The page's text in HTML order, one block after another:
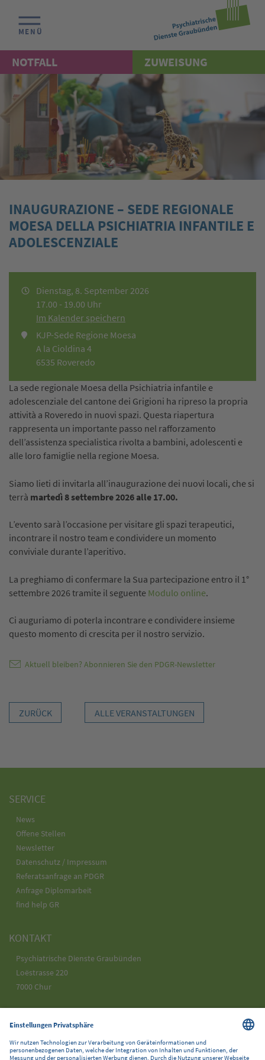
NOTFALL ZUWEISUNG
MENÜ
INAUGURAZIONE – SEDE REGIONALE
MOESA DELLA PSICHIATRIA INFANTILE E
ADOLESCENZIALE
Dienstag, 8. September 2026
17.00 - 19.00 Uhr
Im Kalender speichern
KJP-Sede Regione Moesa
A la Cioldina 4
6535 Roveredo
La sede regionale Moesa della Psichiatria infantile e
adolescenziale del cantone dei Grigioni ha ripreso la propria
attività a Roveredo in nuovi spazi. Questa riapertura
rappresenta un importante passo nel rafforzamento
dell’assistenza specialistica rivolta a bambini, adolescenti e
alle loro famiglie nella regione Moesa.
Siamo lieti di invitarla all’inaugurazione dei nuovi locali, che si
terrà martedì 8 settembre 2026 alle 17.00.
L’evento sarà l’occasione per visitare gli spazi terapeutici,
incontrare il nostro team e condividere un momento
conviviale durante l’aperitivo.
La preghiamo di confermare la Sua partecipazione entro il 1°
settembre 2026 tramite il seguente Modulo online.
Ci auguriamo di poterla incontrare e condividere insieme
questo momento di crescita per il nostro servizio.
Aktuell bleiben? Abonnieren Sie den PDGR-Newsletter
ZURÜCK ALLE VERANSTALTUNGEN
SERVICE
News
Offene Stellen
Newsletter
Datenschutz / Impressum
Referatsanfrage an PDGR
Anfrage Diplomarbeit
find help GR
KONTAKT
Psychiatrische Dienste Graubünden
Loëstrasse 220
7000 Chur
info@pdgr.ch
SOCIAL MEDIA